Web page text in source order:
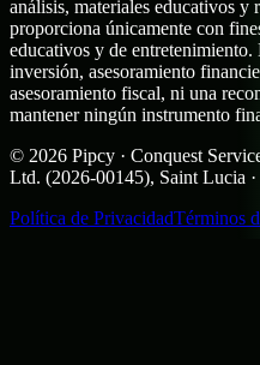
análisis, materiales educativos y
proporciona únicamente con
educativos y de
inversión, asesoramiento
asesoramiento fiscal, ni una
mantener ningún instrumento
© 2026 Pipcy · Conquest
Ltd. (2026-00145), Saint Lucia
Política de PrivacidadTérminos